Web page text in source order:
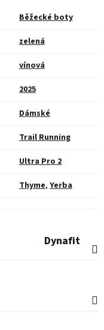
Běžecké boty
zelená
vínová
2025
Dámské
Trail Running
Ultra Pro 2
Thyme, Yerba
Dynafit